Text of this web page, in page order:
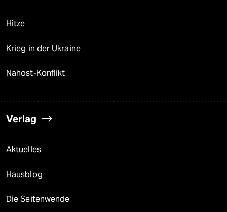
Hitze
Krieg in der Ukraine
Nahost-Konflikt
Verlag
Aktuelles
Hausblog
Die Seitenwende